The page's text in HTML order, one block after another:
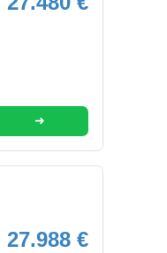
➜
27.988 €